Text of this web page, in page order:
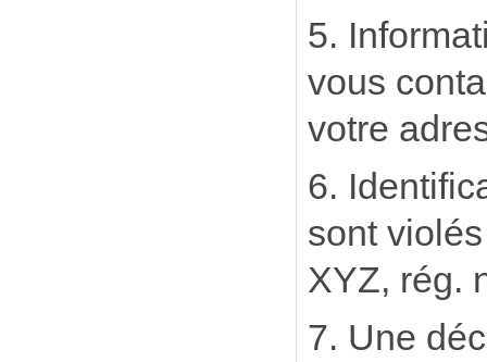
5.
vous
votre
6.
sont
XYZ, rég.
7. Une